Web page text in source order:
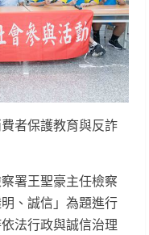
者保護教育與反詐
署王聖豪主任檢察
、誠信」為題進行
法行政與誠信治理